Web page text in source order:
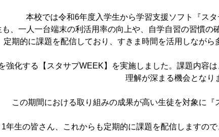
本校では令和6年度入学生から学習支援ソフト『スタ
、一人一台端末の利活用率の向上や、自学自習の習慣の
定期的に課題を配信しており、すきま時間を活用しながら
化する【スタサプWEEK】を実施しました。課題内容
理解が深まる機会となり
この期間における取り組みの成果が高い生徒を対象に『
年生の皆さん、これからも定期的に課題を配信しますので